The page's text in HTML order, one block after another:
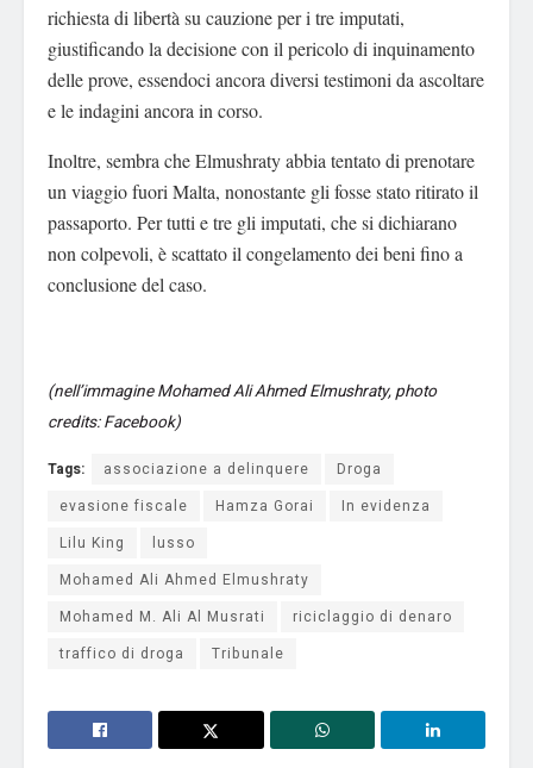
richiesta di libertà su cauzione per i tre imputati,
giustificando la decisione con il pericolo di inquinamento
delle prove, essendoci ancora diversi testimoni da ascoltare
e le indagini ancora in corso.
Inoltre, sembra che Elmushraty abbia tentato di prenotare
un viaggio fuori Malta, nonostante gli fosse stato ritirato il
passaporto. Per tutti e tre gli imputati, che si dichiarano
non colpevoli, è scattato il congelamento dei beni fino a
conclusione del caso.
(nell’immagine Mohamed Ali Ahmed Elmushraty, photo
credits: Facebook)
Tags: associazione a delinquere
Droga
evasione fiscale
Hamza Gorai
In evidenza
Lilu King
lusso
Mohamed Ali Ahmed Elmushraty
Mohamed M. Ali Al Musrati
riciclaggio di denaro
traffico di droga
Tribunale